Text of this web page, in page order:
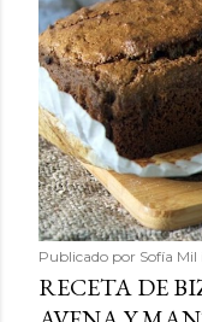
Publicado por Sofía
RECETA DE